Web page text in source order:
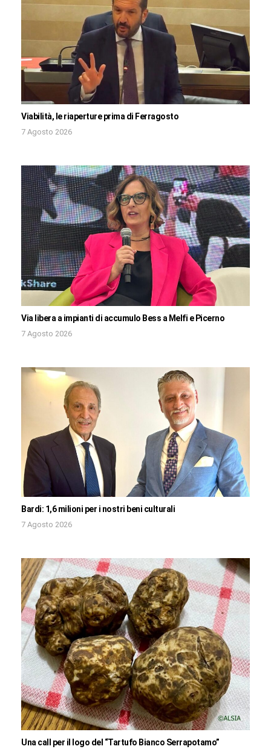
Viabilità, le riaperture prima di Ferragosto
7 Agosto 2026
Via libera a impianti di accumulo Bess a Melfi e Picerno
7 Agosto 2026
Bardi: 1,6 milioni per i nostri beni culturali
7 Agosto 2026
Una call per il logo del “Tartufo Bianco Serrapotamo”